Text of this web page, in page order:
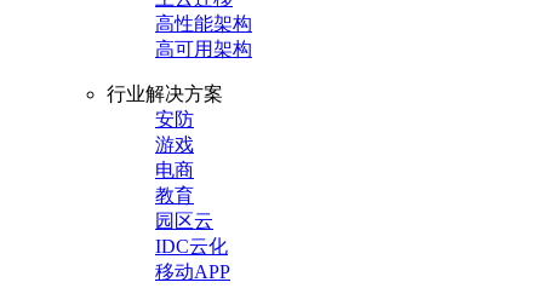
高性能架构
高可用架构
行业解决方案
安防
游戏
电商
教育
园区云
IDC云化
移动APP